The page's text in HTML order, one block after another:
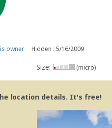
owner Hidden : 5/16/2009
Size: (micro)
location details. It's free!